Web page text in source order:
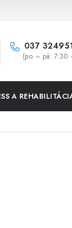
037
(po – pá: 7:30
A